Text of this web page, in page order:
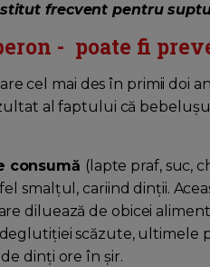
frecvent pentru
- poate fi
cel mai des în primii doi
al faptului că
consumă (lapte praf, suc,
smalțul, cariind dinții.
diluează de obicei
scăzute, ultimele
dinți ore în șir.